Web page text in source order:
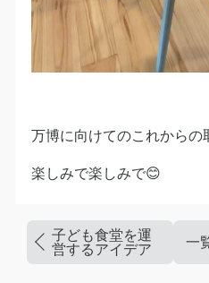
万博に向けてのこれからの
楽しみで楽しみで😊
子ども食堂を運
営するアイデア
一